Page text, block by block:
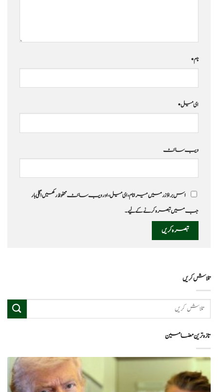
نام*
ای میل*
ویب‌ سائٹ
اس براؤزر میں میرا نام، ای میل، اور ویب سائٹ محفوظ رکھیں اگلی بار
جب میں تبصرہ کرنے کےلیے۔
تلاش کریں
تازہ ترین مضامین